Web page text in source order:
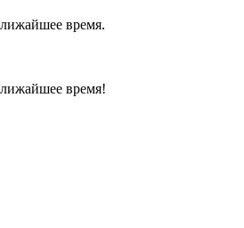
время.
время!